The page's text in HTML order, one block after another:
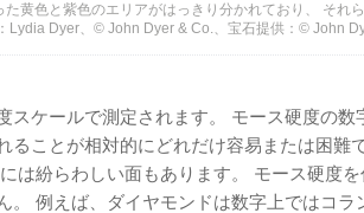
黄色と紫色のエリアがはっきり分かれており、 それ
Lydia Dyer、© John Dyer & Co.、宝石提供：© John
スケールで測定されます。 モース硬度の数
ることが相対的にどれだけ容易または困難
は紛らわしい面もあります。 モース硬度
。 例えば、ダイヤモンドは数字上ではコラ